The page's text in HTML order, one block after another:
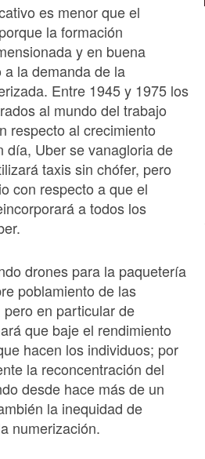
es menor que el
la formación
y en buena
la demanda de la
Entre 1945 y 1975 los
al mundo del trabajo
respecto al crecimiento
día, Uber se vanagloria de
taxis sin chófer, pero
con respecto a que el
a todos los
drones para la paquetería
poblamiento de las
en particular de
que baje el rendimiento
hacen los individuos; por
la reconcentración del
desde hace más de un
la inequidad de
numerización.